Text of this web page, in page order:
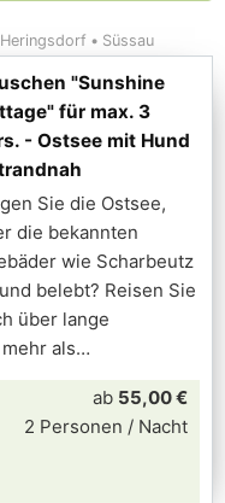
Heringsdorf Süssau
"Sunshine
für max. 3
- Ostsee mit Hund
Sie die Ostsee,
die bekannten
wie Scharbeutz
belebt? Reisen Sie
über lange
als
ab 55,00 €
2 Personen / Nacht